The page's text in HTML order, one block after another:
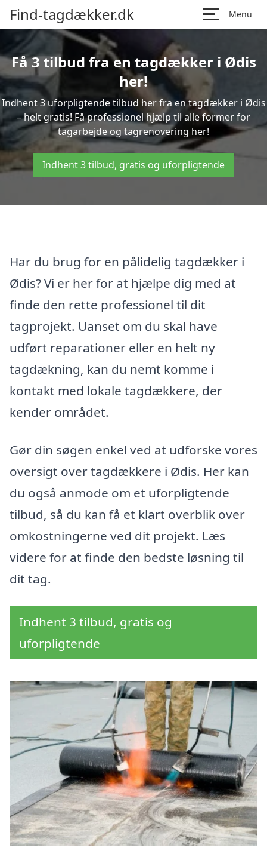
Find-tagdækker.dk Menu
Få 3 tilbud fra en tagdækker i Ødis
her!
Indhent 3 uforpligtende tilbud her fra en tagdækker i Ødis
– helt gratis! Få professionel hjælp til alle former for
tagarbejde og tagrenovering her!
Indhent 3 tilbud, gratis og uforpligtende
Har du brug for en pålidelig tagdækker i
Ødis? Vi er her for at hjælpe dig med at
finde den rette professionel til dit
tagprojekt. Uanset om du skal have
udført reparationer eller en helt ny
tagdækning, kan du nemt komme i
kontakt med lokale tagdækkere, der
kender området.
Gør din søgen enkel ved at udforske vores
oversigt over tagdækkere i Ødis. Her kan
du også anmode om et uforpligtende
tilbud, så du kan få et klart overblik over
omkostningerne ved dit projekt. Læs
videre for at finde den bedste løsning til
dit tag.
Indhent 3 tilbud, gratis og
uforpligtende